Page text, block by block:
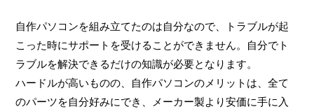
自作パソコンを組み立てたのは自分なので、トラブルが起
こった時にサポートを受けることができません。自分でト
ラブルを解決できるだけの知識が必要となります。
ハードルが高いものの、自作パソコンのメリットは、全て
のパーツを自分好みにでき、メーカー製より安価に手に入